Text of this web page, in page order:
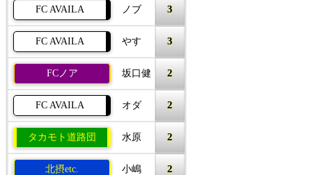
FC AVAILA ノブ 3
FC AVAILA やす 3
FCノア 坂口健 2
FC AVAILA オダ 2
タカモト道路団 水原 2
北摂etc. 小嶋 2